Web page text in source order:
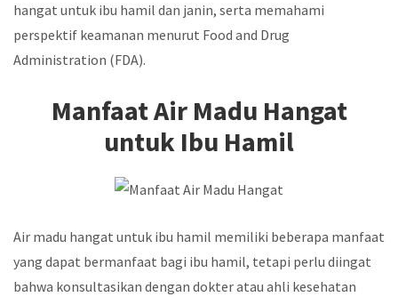
hangat untuk ibu hamil dan janin, serta memahami
perspektif keamanan menurut Food and Drug
Administration (FDA).
Manfaat Air Madu Hangat
untuk Ibu Hamil
Air madu hangat untuk ibu hamil memiliki beberapa manfaat
yang dapat bermanfaat bagi ibu hamil, tetapi perlu diingat
bahwa konsultasikan dengan dokter atau ahli kesehatan